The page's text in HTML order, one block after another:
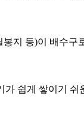
봉지 등)이 배수구
가 쉽게 쌓이기 쉬